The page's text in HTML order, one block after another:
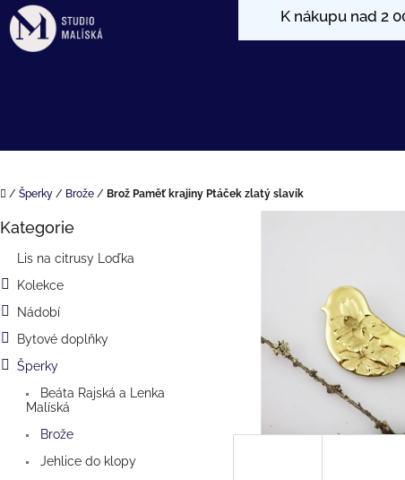
Domů
/ Šperky / Brože / Brož Paměť krajiny Ptáček zlatý slavík
Přeskočit
Kategorie
Lis na citrusy Loďka
Kolekce
Nádobí
Bytové doplňky
Šperky
Beáta Rajská a Lenka
Malíská
Brože
Jehlice do klopy